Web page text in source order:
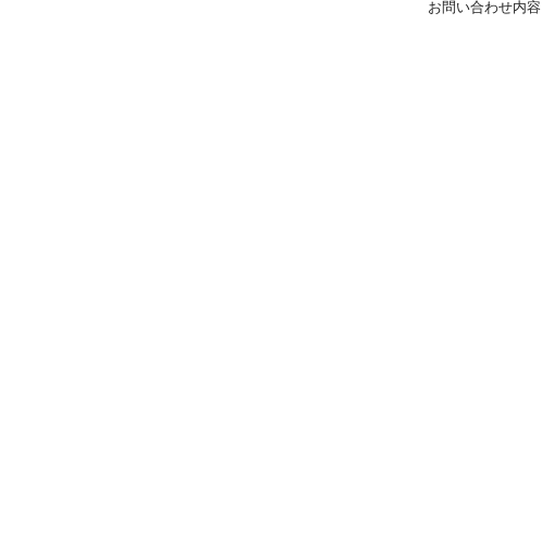
お問い合わせ内容